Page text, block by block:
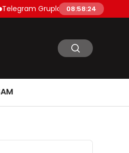
Grupları Nasıl Bulunur?:
08:58:25